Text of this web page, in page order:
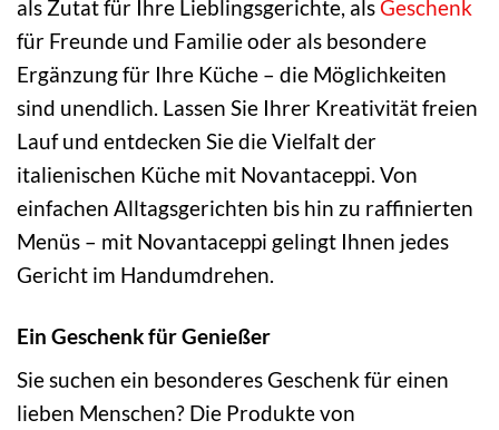
als Zutat für Ihre Lieblingsgerichte, alsGeschenk
für Freunde und Familie oder als besondere
Ergänzung für Ihre Küche – die Möglichkeiten
sind unendlich. Lassen Sie Ihrer Kreativität freien
Lauf und entdecken Sie die Vielfalt der
italienischen Küche mit Novantaceppi. Von
einfachen Alltagsgerichten bis hin zu raffinierten
Menüs – mit Novantaceppi gelingt Ihnen jedes
Gericht im Handumdrehen.
Ein Geschenk für Genießer
Sie suchen ein besonderes Geschenk für einen
lieben Menschen? Die Produkte von